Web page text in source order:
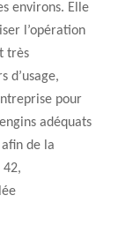
environs. Elle
l’opération
très
d’usage,
pour
adéquats
de la